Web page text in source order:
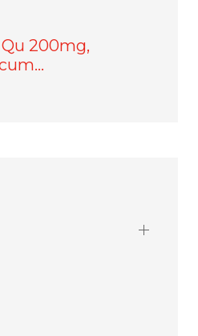
200mg,